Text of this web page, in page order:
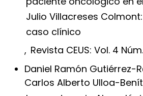
Julio Villacreses
caso clínico
, Revista CEUS: Vol. 4
Daniel Ramón Gutiérrez-
Carlos Alberto Ulloa-